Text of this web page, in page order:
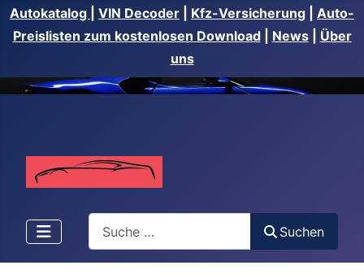
Autokatalog VIN Decoder Kfz-Versicherung
Auto-
Preislisten zum kostenlosen Download| News| Über
uns
Suchen